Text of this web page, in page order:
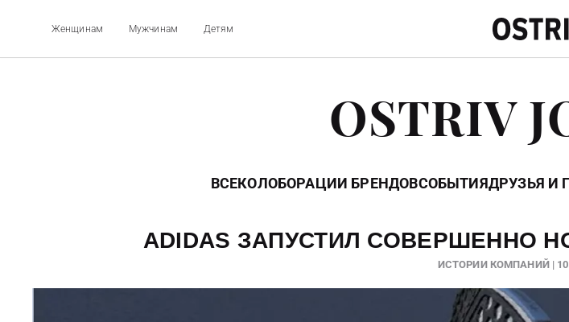
Женщинам Мужчинам Детям
OSTRIV
ВСЕКОЛОБОРАЦИИ БРЕНДОВСОБЫТИЯДРУЗЬЯ И
ADIDAS ЗАПУСТИЛ СОВЕРШЕННО
ИСТОРИИ КОМПАНИЙ | 10